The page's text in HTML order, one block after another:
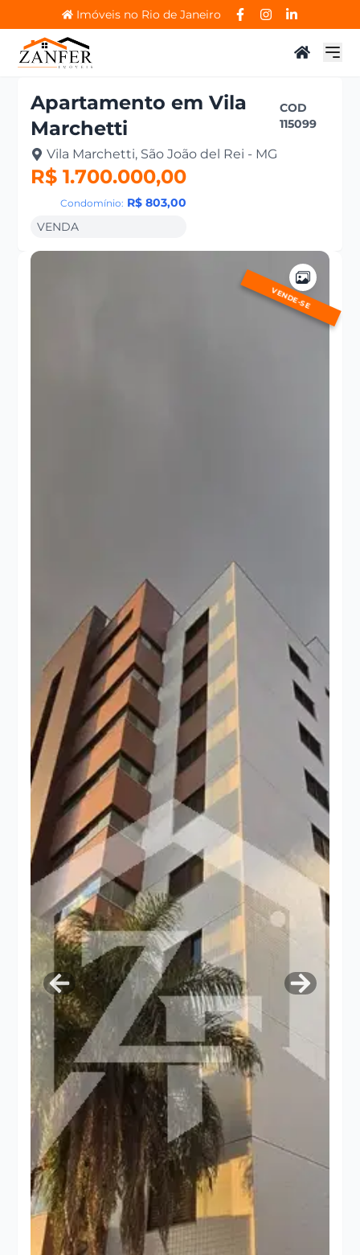
Imóveis no Rio de Janeiro
Apartamento emVila
Marchetti
COD
115099
Vila Marchetti, São João del Rei - MG
R$ 1.700.000,00
Condomínio: R$ 803,00
VENDA
VENDE-SE